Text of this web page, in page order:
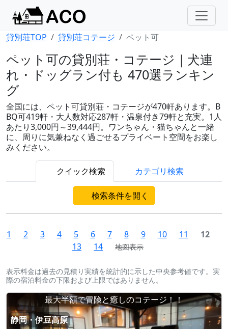
貸別荘TOP 貸別荘コテージ ペット可
ペット可の貸別荘・コテージ｜犬連
れ・ドッグラン付も 470選ランキン
グ
全国には、ペット可貸別荘・コテージが470軒あります。B
BQ可419軒・大人数対応287軒・温泉付き79軒と充実。1人
あたり3,000円～39,444円。ワンちゃん・猫ちゃんと一緒
に、周りに気兼ねなく過ごせるプライベート空間をお楽し
みください。
クイック検索 カテゴリ検索
検索条件を開く
1 2 3 4 5 6 7 8 9 10 11
12
13
14 地図表示
表示料金は過去の見積り実績を統計的に示した中央参考値です。実
際の宿泊料金の下限および上限ではありません。
最大半額で冒険と癒しのコテージ！！
静岡・伊豆高原